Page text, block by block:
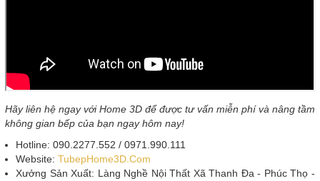
Hãy liên hệ ngay với Home 3D để được tư vấn miễn phí và nâng tầm
không gian bếp của bạn ngay hôm nay!
Hotline: 090.2277.552 / 0971.990.111
Website: TubepHome3D.Com
Xưởng Sản Xuất: Làng Nghề Nội Thất Xã Thanh Đa - Phúc Thọ -